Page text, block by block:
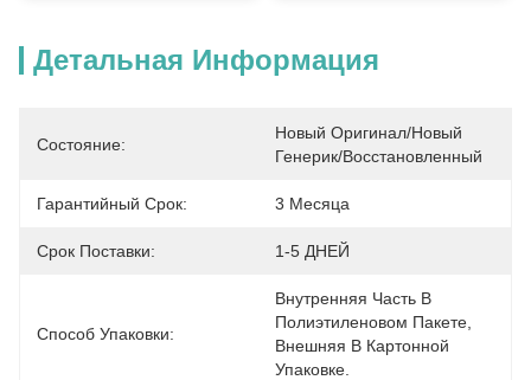
Детальная Информация
Состояние:
Новый Оригинал/Новый
Генерик/восстановленный
Гарантийный Срок: 3 Месяца
Срок Поставки: 1-5 ДНЕЙ
Способ Упаковки:
Внутренняя Часть В
Полиэтиленовом Пакете,
Внешняя В Картонной
Упаковке.